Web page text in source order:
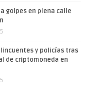
golpes en plena calle
y policías tras
de criptomoneda en